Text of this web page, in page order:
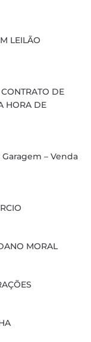
LEILÃO
DE
HORA DE
– Venda
MORAL